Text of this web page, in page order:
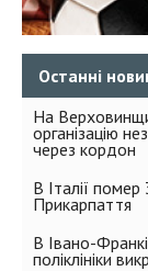
Останні
На
організацію
через кордон
В Італії
Прикарпаття
В Івано-
поліклініки